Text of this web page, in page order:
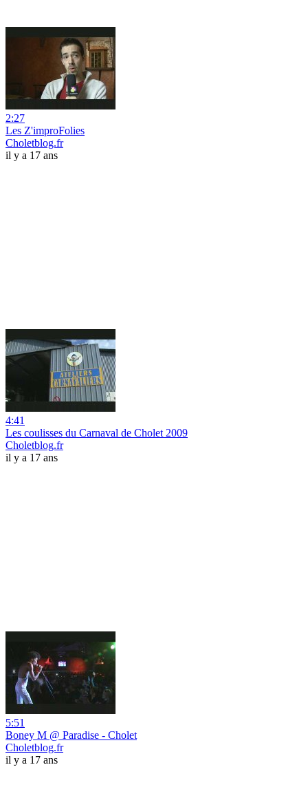
2:27
Les Z'improFolies
Choletblog.fr
il y a 17 ans
4:41
Les coulisses du Carnaval de Cholet 2009
Choletblog.fr
il y a 17 ans
5:51
Boney M @ Paradise - Cholet
Choletblog.fr
il y a 17 ans